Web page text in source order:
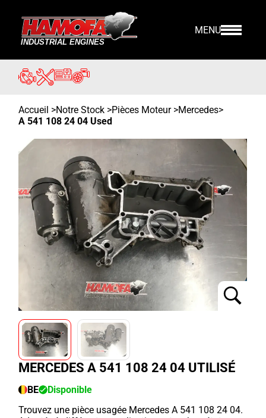
MENU
Accueil >Notre Stock >Pièces Moteur >Mercedes>
A 541 108 24 04 Used
MERCEDES A 541 108 24 04 UTILISÉ
BE
Disponible
Trouvez une pièce usagée Mercedes A 541 108 24 04.